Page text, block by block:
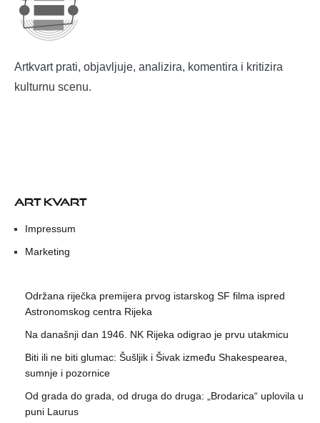
Artkvart prati, objavljuje, analizira, komentira i kritizira
kulturnu scenu.
ART KVART
Impressum
Marketing
Održana riječka premijera prvog istarskog SF filma ispred
Astronomskog centra Rijeka
Na današnji dan 1946. NK Rijeka odigrao je prvu utakmicu
Biti ili ne biti glumac: Šušljik i Šivak između Shakespearea,
sumnje i pozornice
Od grada do grada, od druga do druga: „Brodarica“ uplovila u
puni Laurus